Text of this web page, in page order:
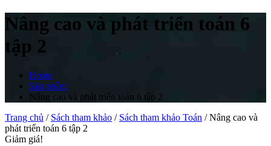
Nâng cao và phát triển toán 6
tập 2
Home
Sản phẩm
Nâng cao và phát triển toán 6 tập 2
Trang chủ / Sách tham khảo / Sách tham khảo Toán / Nâng cao và
phát triển toán 6 tập 2
Giảm giá!